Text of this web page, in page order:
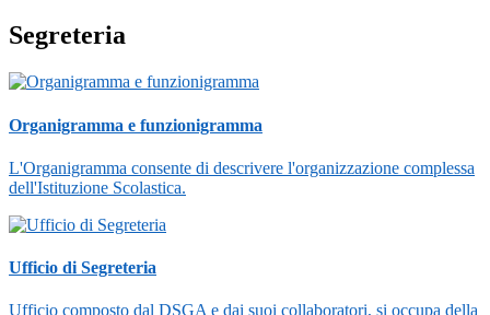
Segreteria
Organigramma e funzionigramma
L'Organigramma consente di descrivere l'organizzazione complessa
dell'Istituzione Scolastica.
Ufficio di Segreteria
Ufficio composto dal DSGA e dai suoi collaboratori, si occupa della